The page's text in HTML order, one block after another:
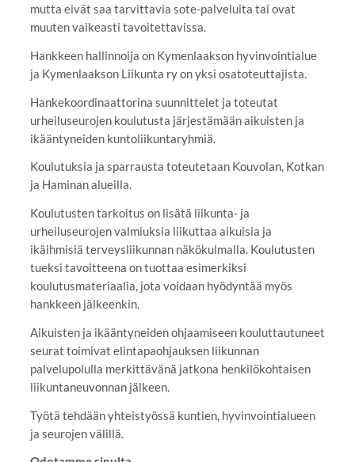
mutta eivät saa tarvittavia sote-palveluita tai ovat
muuten vaikeasti tavoitettavissa.
Hankkeen hallinnoija on Kymenlaakson hyvinvointialue
ja Kymenlaakson Liikunta ry on yksi osatoteuttajista.
Hankekoordinaattorina suunnittelet ja toteutat
urheiluseurojen koulutusta järjestämään aikuisten ja
ikääntyneiden kuntoliikuntaryhmiä.
Koulutuksia ja sparrausta toteutetaan Kouvolan, Kotkan
ja Haminan alueilla.
Koulutusten tarkoitus on lisätä liikunta- ja
urheiluseurojen valmiuksia liikuttaa aikuisia ja
ikäihmisiä terveysliikunnan näkökulmalla. Koulutusten
tueksi tavoitteena on tuottaa esimerkiksi
koulutusmateriaalia, jota voidaan hyödyntää myös
hankkeen jälkeenkin.
Aikuisten ja ikääntyneiden ohjaamiseen kouluttautuneet
seurat toimivat elintapaohjauksen liikunnan
palvelupolulla merkittävänä jatkona henkilökohtaisen
liikuntaneuvonnan jälkeen.
Työtä tehdään yhteistyössä kuntien, hyvinvointialueen
ja seurojen välillä.